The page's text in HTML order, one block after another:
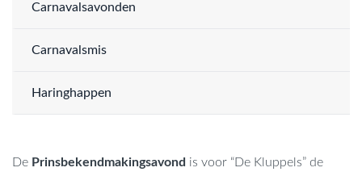
Carnavalsavonden
Carnavalsmis
Haringhappen
De Prinsbekendmakingsavond is voor “De Kluppels” de